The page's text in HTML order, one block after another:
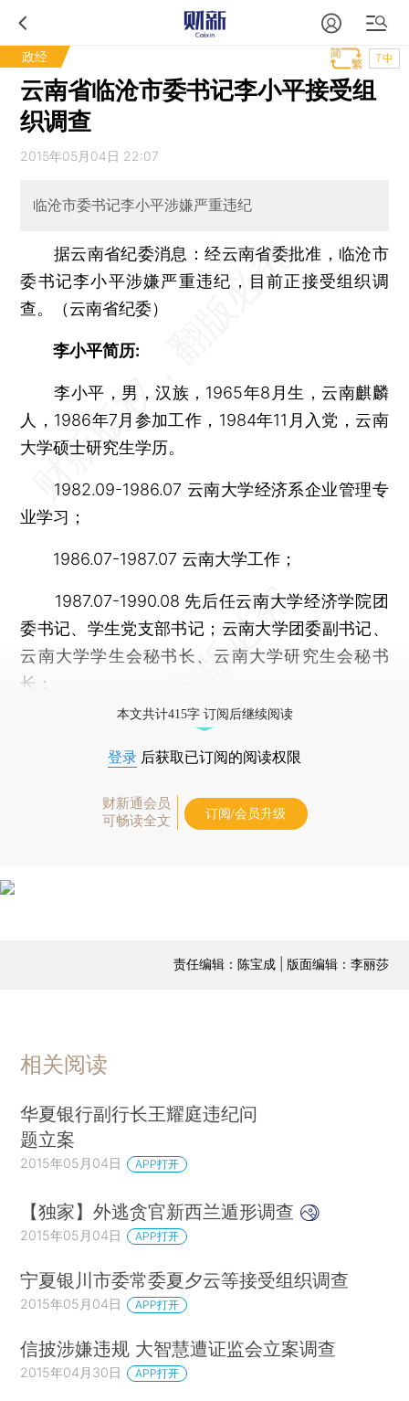
政经 T中
云南省临沧市委书记李小平接受组
织调查
2015年05月04日 22:07
临沧市委书记李小平涉嫌严重违纪
据云南省纪委消息：经云南省委批准，临沧市
委书记李小平涉嫌严重违纪，目前正接受组织调
查。（云南省纪委）
李小平简历:
李小平，男，汉族，1965年8月生，云南麒麟
人，1986年7月参加工作，1984年11月入党，云南
大学硕士研究生学历。
1982.09-1986.07 云南大学经济系企业管理专
业学习；
1986.07-1987.07 云南大学工作；
1987.07-1990.08 先后任云南大学经济学院团
委书记、学生党支部书记；云南大学团委副书记、
云南大学学生会秘书长、云南大学研究生会秘书
长；
本文共计415字 订阅后继续阅读
登录 后获取已订阅的阅读权限
财新通会员
可畅读全文
订阅/会员升级
责任编辑：陈宝成 | 版面编辑：李丽莎
相关阅读
华夏银行副行长王耀庭违纪问
题立案
2015年05月04日 APP打开
【独家】外逃贪官新西兰遁形调查
2015年05月04日 APP打开
宁夏银川市委常委夏夕云等接受组织调查
2015年05月04日 APP打开
信披涉嫌违规 大智慧遭证监会立案调查
2015年04月30日 APP打开